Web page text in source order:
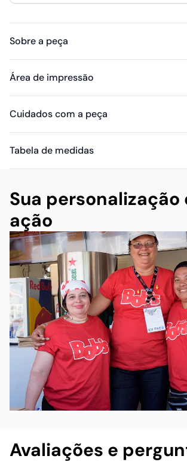
Sobre a peça
Área de impressão
Cuidados com a peça
Tabela de medidas
Sua personalização
ação
Avaliações e